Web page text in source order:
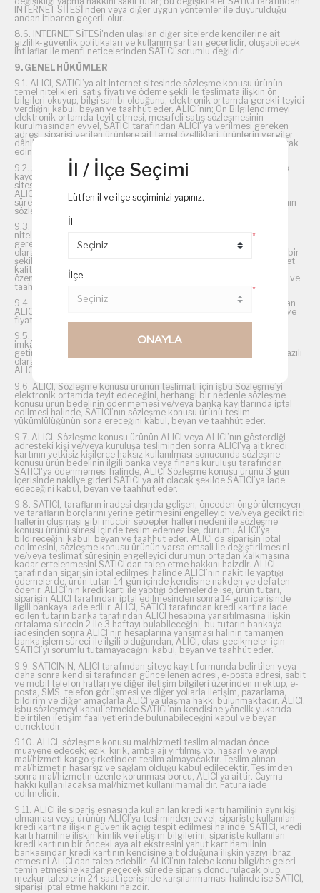
INTERNET SİTESİ'nden veya diğer uygun yöntemler ile duyurulduğu
andan itibaren geçerli olur.
8.6. INTERNET SİTESİ'nden ulaşılan diğer sitelerde kendilerine ait
gizlilik-güvenlik politikaları ve kullanım şartları geçerlidir, oluşabilecek
ihtilaflar ile menfi neticelerinden SATICI sorumlu değildir.
9. GENEL HÜKÜMLER
9.1. ALICI, SATICI’ya ait internet sitesinde sözleşme konusu ürünün
temel nitelikleri, satış fiyatı ve ödeme şekli ile teslimata ilişkin ön
bilgileri okuyup, bilgi sahibi olduğunu, elektronik ortamda gerekli teyidi
verdiğini kabul, beyan ve taahhüt eder. ALICI’nın; Ön Bilgilendirmeyi
elektronik ortamda teyit etmesi, mesafeli satış sözleşmesinin
kurulmasından evvel, SATICI tarafından ALICI' ya verilmesi gereken
adresi, siparişi verilen ürünlere ait temel özellikleri, ürünlerin vergiler
dâhil fiyatını, ödeme ve teslimat bilgilerini de doğru ve eksiksiz olarak
edindiğini kabul, beyan ve taahhüt eder.
9.2. Sözleşme konusu her bir ürün, 30 günlük yasal süreyi aşmamak
kaydı ile ALICI' nın yerleşim yeri uzaklığına bağlı olarak internet
sitesindeki ön bilgiler kısmında belirtilen süre zarfında ALICI veya
ALICI’nın gösterdiği adresteki kişi ve/veya kuruluşa teslim edilir. Bu
süre içinde ürünün ALICI’ya teslim edilememesi durumunda, ALICI’nın
sözleşmeyi feshetme hakkı saklıdır.
9.3. SATICI, Sözleşme konusu ürünü eksiksiz, siparişte belirtilen
niteliklere uygun ve varsa garanti belgeleri, kullanım kılavuzları işin
gereği olan bilgi ve belgeler ile teslim etmeyi, her türlü ayıptan arî
olarak yasal mevzuat gereklerine göre sağlam, standartlara uygun bir
şekilde işi doğruluk ve dürüstlük esasları dâhilinde ifa etmeyi, hizmet
kalitesini koruyup yükseltmeyi, işin ifası sırasında gerekli dikkat ve
özeni göstermeyi, ihtiyat ve öngörü ile hareket etmeyi kabul, beyan ve
taahhüt eder.
9.4. SATICI, sözleşmeden doğan ifa yükümlülüğünün süresi dolmadan
ALICI’yı bilgilendirmek ve açıkça onayını almak suretiyle eşit kalite ve
fiyatta farklı bir ürün tedarik edebilir.
9.5. SATICI, sipariş konusu ürün veya hizmetin yerine getirilmesinin
imkânsızlaşması halinde sözleşme konusu yükümlülüklerini yerine
getiremezse, bu durumu, öğrendiği tarihten itibaren 3 gün içinde yazılı
olarak tüketiciye bildireceğini, 14 günlük süre içinde toplam bedeli
ALICI’ya iade edeceğini kabul, beyan ve taahhüt eder.
9.6. ALICI, Sözleşme konusu ürünün teslimatı için işbu Sözleşme’yi
elektronik ortamda teyit edeceğini, herhangi bir nedenle sözleşme
konusu ürün bedelinin ödenmemesi ve/veya banka kayıtlarında iptal
edilmesi halinde, SATICI’nın sözleşme konusu ürünü teslim
yükümlülüğünün sona ereceğini kabul, beyan ve taahhüt eder.
9.7. ALICI, Sözleşme konusu ürünün ALICI veya ALICI’nın gösterdiği
adresteki kişi ve/veya kuruluşa tesliminden sonra ALICI'ya ait kredi
kartının yetkisiz kişilerce haksız kullanılması sonucunda sözleşme
konusu ürün bedelinin ilgili banka veya finans kuruluşu tarafından
SATICI'ya ödenmemesi halinde, ALICI Sözleşme konusu ürünü 3 gün
içerisinde nakliye gideri SATICI’ya ait olacak şekilde SATICI’ya iade
edeceğini kabul, beyan ve taahhüt eder.
9.8. SATICI, tarafların iradesi dışında gelişen, önceden öngörülemeyen
ve tarafların borçlarını yerine getirmesini engelleyici ve/veya geciktirici
hallerin oluşması gibi mücbir sebepler halleri nedeni ile sözleşme
konusu ürünü süresi içinde teslim edemez ise, durumu ALICI'ya
bildireceğini kabul, beyan ve taahhüt eder. ALICI da siparişin iptal
edilmesini, sözleşme konusu ürünün varsa emsali ile değiştirilmesini
ve/veya teslimat süresinin engelleyici durumun ortadan kalkmasına
kadar ertelenmesini SATICI’dan talep etme hakkını haizdir. ALICI
tarafından siparişin iptal edilmesi halinde ALICI’nın nakit ile yaptığı
ödemelerde, ürün tutarı 14 gün içinde kendisine nakden ve defaten
ödenir. ALICI’nın kredi kartı ile yaptığı ödemelerde ise, ürün tutarı,
siparişin ALICI tarafından iptal edilmesinden sonra 14 gün içerisinde
ilgili bankaya iade edilir. ALICI, SATICI tarafından kredi kartına iade
edilen tutarın banka tarafından ALICI hesabına yansıtılmasına ilişkin
ortalama sürecin 2 ile 3 haftayı bulabileceğini, bu tutarın bankaya
iadesinden sonra ALICI’nın hesaplarına yansıması halinin tamamen
banka işlem süreci ile ilgili olduğundan, ALICI, olası gecikmeler için
SATICI’yı sorumlu tutamayacağını kabul, beyan ve taahhüt eder.
9.9. SATICININ, ALICI tarafından siteye kayıt formunda belirtilen veya
daha sonra kendisi tarafından güncellenen adresi, e-posta adresi, sabit
ve mobil telefon hatları ve diğer iletişim bilgileri üzerinden mektup, e-
posta, SMS, telefon görüşmesi ve diğer yollarla iletişim, pazarlama,
bildirim ve diğer amaçlarla ALICI’ya ulaşma hakkı bulunmaktadır. ALICI,
işbu sözleşmeyi kabul etmekle SATICI’nın kendisine yönelik yukarıda
belirtilen iletişim faaliyetlerinde bulunabileceğini kabul ve beyan
etmektedir.
9.10. ALICI, sözleşme konusu mal/hizmeti teslim almadan önce
muayene edecek; ezik, kırık, ambalajı yırtılmış vb. hasarlı ve ayıplı
mal/hizmeti kargo şirketinden teslim almayacaktır. Teslim alınan
mal/hizmetin hasarsız ve sağlam olduğu kabul edilecektir. Teslimden
sonra mal/hizmetin özenle korunması borcu, ALICI’ya aittir. Cayma
hakkı kullanılacaksa mal/hizmet kullanılmamalıdır. Fatura iade
edilmelidir.
9.11. ALICI ile sipariş esnasında kullanılan kredi kartı hamilinin aynı kişi
olmaması veya ürünün ALICI’ya tesliminden evvel, siparişte kullanılan
kredi kartına ilişkin güvenlik açığı tespit edilmesi halinde, SATICI, kredi
kartı hamiline ilişkin kimlik ve iletişim bilgilerini, siparişte kullanılan
kredi kartının bir önceki aya ait ekstresini yahut kart hamilinin
bankasından kredi kartının kendisine ait olduğuna ilişkin yazıyı ibraz
etmesini ALICI’dan talep edebilir. ALICI’nın talebe konu bilgi/belgeleri
temin etmesine kadar geçecek sürede sipariş dondurulacak olup,
mezkur taleplerin 24 saat içerisinde karşılanmaması halinde ise SATICI,
siparişi iptal etme hakkını haizdir.
İl / İlçe Seçimi
Lütfen il ve ilçe seçiminizi yapınız.
İl
*
İlçe
*
ONAYLA